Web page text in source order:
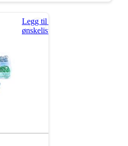
Legg til i
ønskeliste